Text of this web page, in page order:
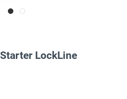
LockLine